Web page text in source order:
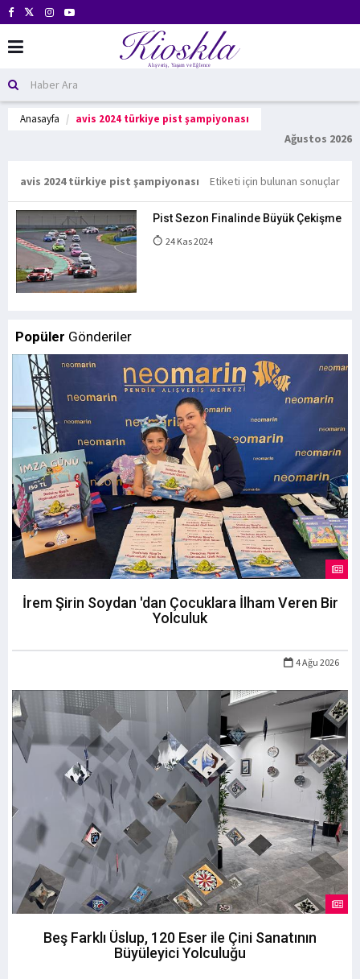
Anasayfa avis 2024 türkiye pist şampiyonası
Ağustos 2026
avis 2024 türkiye pist şampiyonası Etiketi için bulunan sonuçlar
Pist Sezon Finalinde Büyük Çekişme
24 Kas 2024
Popüler Gönderiler
İrem Şirin Soydan 'dan Çocuklara İlham Veren Bir
Yolculuk
4 Ağu 2026
Beş Farklı Üslup, 120 Eser ile Çini Sanatının
Büyüleyici Yolculuğu